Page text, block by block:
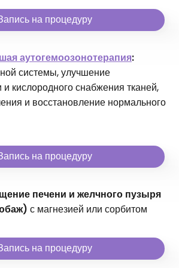
на процедуру
аутогемоозонотерапия:
системы, улучшение
кислородного снабжения тканей,
и восстановление нормального
на процедуру
печени и желчного пузыря
с магнезией или сорбитом
на процедуру